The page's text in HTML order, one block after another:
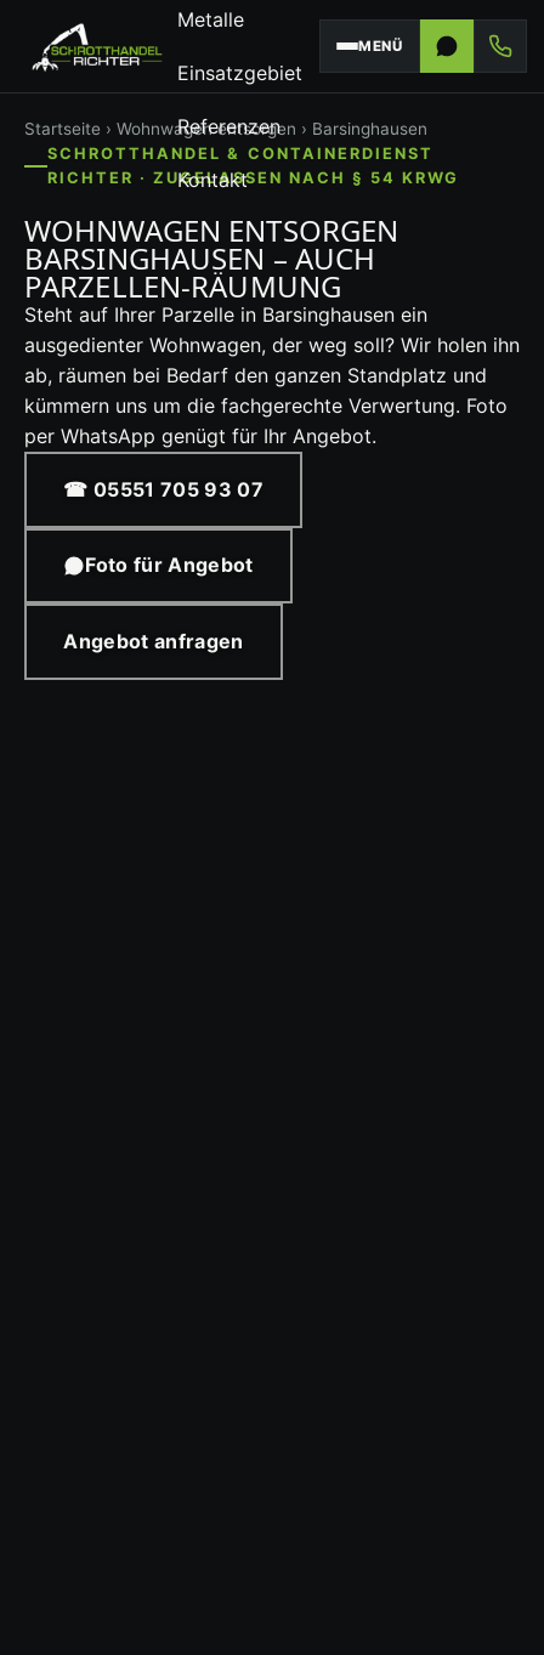
Metalle
Einsatzgebiet
Referenzen
Kontakt
MENÜ
Startseite › Wohnwagen entsorgen › Barsinghausen
SCHROTTHANDEL & CONTAINERDIENST
RICHTER · ZUGELASSEN NACH § 54 KRWG
WOHNWAGEN ENTSORGEN
BARSINGHAUSEN – AUCH
PARZELLEN-RÄUMUNG
Steht auf Ihrer Parzelle in Barsinghausen ein
ausgedienter Wohnwagen, der weg soll? Wir holen ihn
ab, räumen bei Bedarf den ganzen Standplatz und
kümmern uns um die fachgerechte Verwertung. Foto
per WhatsApp genügt für Ihr Angebot.
☎ 05551 705 93 07
Foto für Angebot
Angebot anfragen